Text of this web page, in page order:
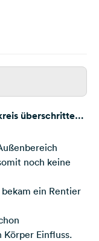
überschritten,
noch keine
ein Rentier
Körper Einfluss.